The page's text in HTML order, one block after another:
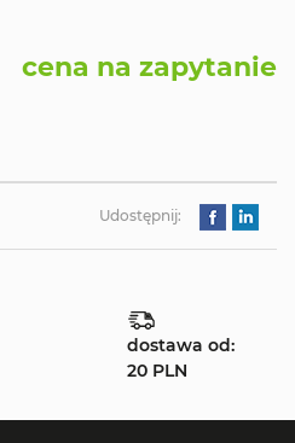
cena na zapytanie
Udostępnij:
dostawa od:
20 PLN